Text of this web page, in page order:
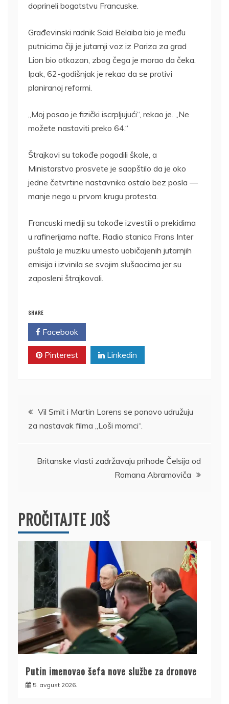
doprineli bogatstvu Francuske.
Građevinski radnik Said Belaiba bio je među
putnicima čiji je jutarnji voz iz Pariza za grad
Lion bio otkazan, zbog čega je morao da čeka.
Ipak, 62-godišnjak je rekao da se protivi
planiranoj reformi.
„Moj posao je fizički iscrpljujući“, rekao je. „Ne
možete nastaviti preko 64.“
Štrajkovi su takođe pogodili škole, a
Ministarstvo prosvete je saopštilo da je oko
jedne četvrtine nastavnika ostalo bez posla —
manje nego u prvom krugu protesta.
Francuski mediji su takođe izvestili o prekidima
u rafinerijama nafte. Radio stanica Frans Inter
puštala je muziku umesto uobičajenih jutarnjih
emisija i izvinila se svojim slušaocima jer su
zaposleni štrajkovali.
SHARE
Facebook
Pinterest Linkedin
Kretanje
članka
Vil Smit i Martin Lorens se ponovo udružuju
za nastavak filma „Loši momci“.
Britanske vlasti zadržavaju prihode Čelsija od
Romana Abramoviča
PROČITAJTE JOŠ
Putin imenovao šefa nove službe za dronove
5. avgust 2026.